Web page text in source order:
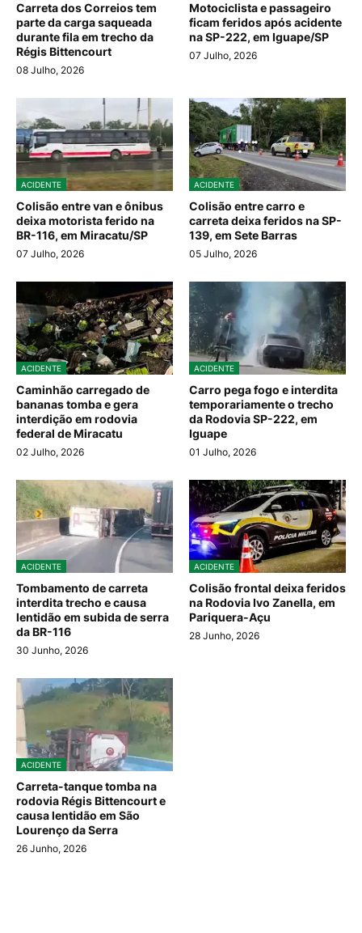
Carreta dos Correios tem
parte da carga saqueada
durante fila em trecho da
Régis Bittencourt
08 Julho, 2026
Motociclista e passageiro
ficam feridos após acidente
na SP-222, em Iguape/SP
07 Julho, 2026
ACIDENTE
Colisão entre van e ônibus
deixa motorista ferido na
BR-116, em Miracatu/SP
07 Julho, 2026
ACIDENTE
Colisão entre carro e
carreta deixa feridos na SP-
139, em Sete Barras
05 Julho, 2026
ACIDENTE
Caminhão carregado de
bananas tomba e gera
interdição em rodovia
federal de Miracatu
02 Julho, 2026
ACIDENTE
Carro pega fogo e interdita
temporariamente o trecho
da Rodovia SP-222, em
Iguape
01 Julho, 2026
ACIDENTE
Tombamento de carreta
interdita trecho e causa
lentidão em subida de serra
da BR-116
30 Junho, 2026
ACIDENTE
Colisão frontal deixa feridos
na Rodovia Ivo Zanella, em
Pariquera-Açu
28 Junho, 2026
ACIDENTE
Carreta-tanque tomba na
rodovia Régis Bittencourt e
causa lentidão em São
Lourenço da Serra
26 Junho, 2026